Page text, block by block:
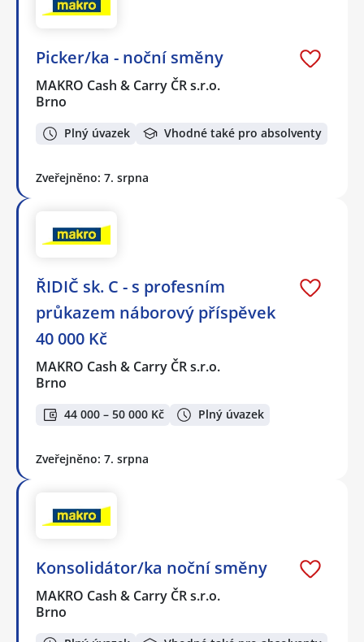
Picker/ka - noční směny
MAKRO Cash & Carry ČR s.r.o.
Brno
Plný úvazek Vhodné také pro absolventy
Zveřejněno: 7. srpna
ŘIDIČ sk. C - s profesním
průkazem náborový příspěvek
40 000 Kč
MAKRO Cash & Carry ČR s.r.o.
Brno
44 000 – 50 000 Kč Plný úvazek
Zveřejněno: 7. srpna
Konsolidátor/ka noční směny
MAKRO Cash & Carry ČR s.r.o.
Brno